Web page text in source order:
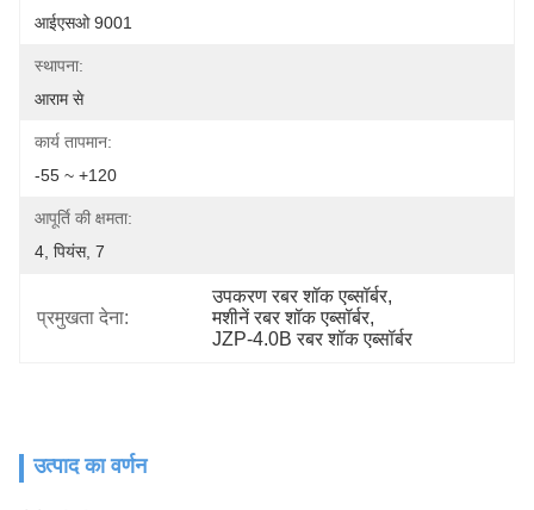
आईएसओ 9001
स्थापना:
आराम से
कार्य तापमान:
-55 ~ +120
आपूर्ति की क्षमता:
4, पियंस, 7
प्रमुखता देना:
उपकरण रबर शॉक एब्सॉर्बर,
मशीनें रबर शॉक एब्सॉर्बर,
JZP-4.0B रबर शॉक एब्सॉर्बर
उत्पाद का वर्णन